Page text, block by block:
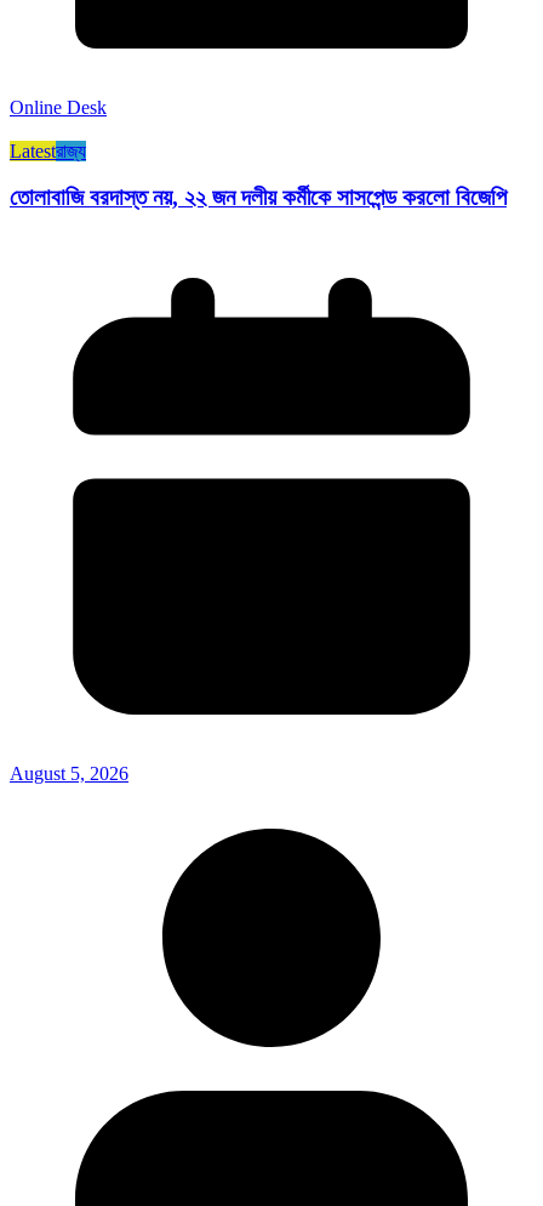
Online Desk
Latestরাজ্য​
তোলাবাজি বরদাস্ত নয়, ২২ জন দলীয় কর্মীকে সাসপেন্ড করলো বিজেপি
August 5, 2026